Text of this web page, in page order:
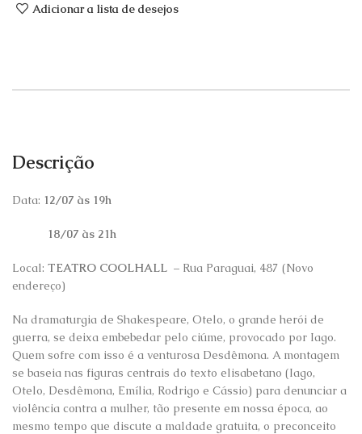
Adicionar a lista de desejos
Descrição
Data: 12/07 às 19h
18/07 às 21h
Local:TEATRO COOLHALL – Rua Paraguai, 487 (Novo
endereço)
Na dramaturgia de Shakespeare, Otelo, o grande herói de
guerra, se deixa embebedar pelo ciúme, provocado por Iago.
Quem sofre com isso é a venturosa Desdêmona. A montagem
se baseia nas figuras centrais do texto elisabetano (Iago,
Otelo, Desdêmona, Emília, Rodrigo e Cássio) para denunciar a
violência contra a mulher, tão presente em nossa época, ao
mesmo tempo que discute a maldade gratuita, o preconceito